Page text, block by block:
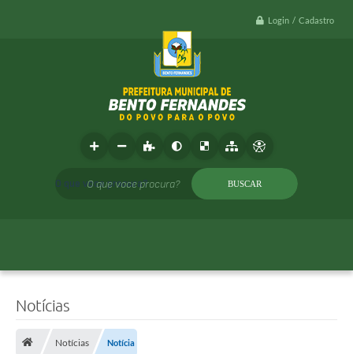
Login / Cadastro
O que voce procura?
Notícias
Notícias Notícia